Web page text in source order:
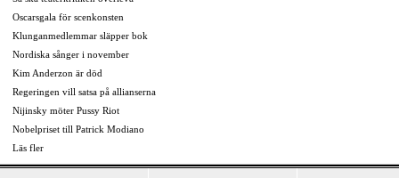
Oscarsgala för scenkonsten
Klunganmedlemmar släpper bok
Nordiska sånger i november
Kim Anderzon är död
Regeringen vill satsa på allianserna
Nijinsky möter Pussy Riot
Nobelpriset till Patrick Modiano
Läs fler